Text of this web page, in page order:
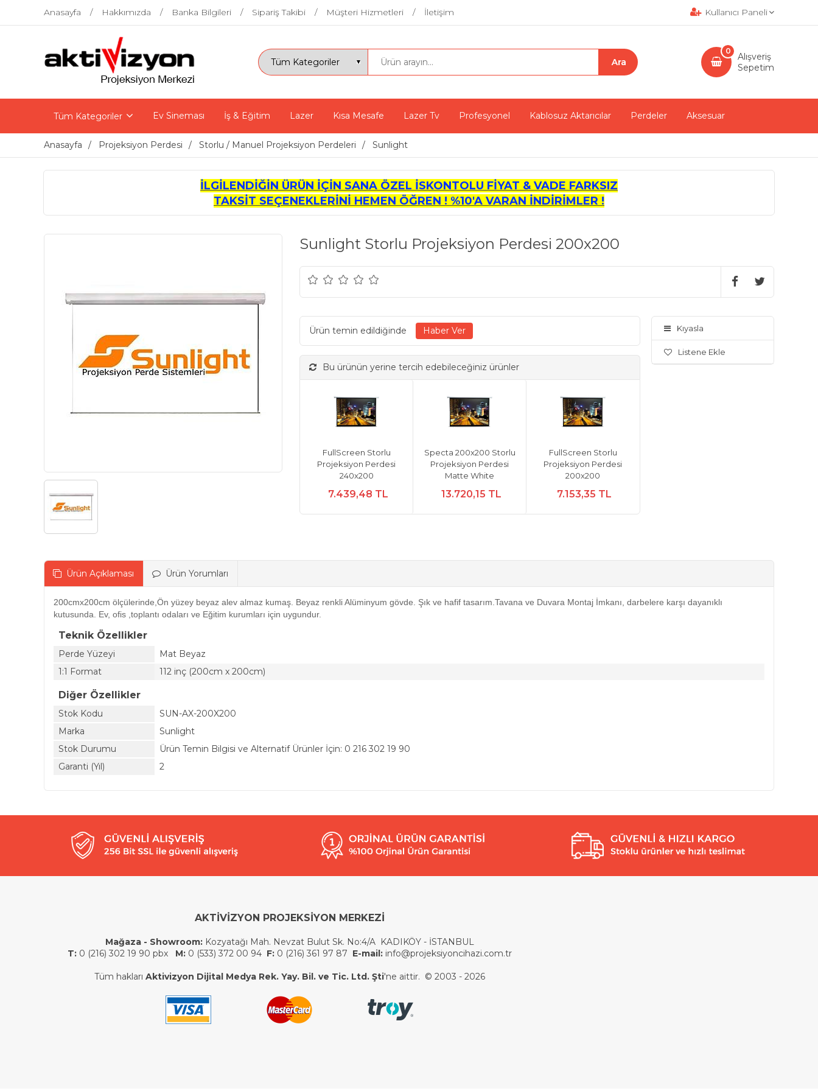
Anasayfa Hakkımızda Banka Bilgileri Sipariş Takibi Müşteri Hizmetleri İletişim Kullanıcı Paneli
Alışveriş
Sepetim
0
Tüm Kategoriler Ev Sineması İş & Eğitim Lazer Kısa Mesafe Lazer Tv Profesyonel Kablosuz Aktarıcılar Perdeler Aksesuar
Anasayfa Projeksiyon Perdesi Storlu / Manuel Projeksiyon Perdeleri Sunlight
İLGİLENDİĞİN ÜRÜN İÇİN SANA ÖZEL İSKONTOLU FİYAT & VADE FARKSIZ
TAKSİT SEÇENEKLERİNİ HEMEN ÖĞREN ! %10'A VARAN İNDİRİMLER !
Sunlight Storlu Projeksiyon Perdesi 200x200
Ürün temin edildiğinde
Bu ürünün yerine tercih edebileceğiniz ürünler
FullScreen Storlu
Projeksiyon Perdesi
240x200
7.439,48 TL
Specta 200x200 Storlu
Projeksiyon Perdesi
Matte White
13.720,15 TL
FullScreen Storlu
Projeksiyon Perdesi
200x200
7.153,35 TL
Kıyasla
Listene Ekle
Ürün Açıklaması Ürün Yorumları
200cmx200cm ölçülerinde,Ön yüzey beyaz alev almaz kumaş. Beyaz renkli Alüminyum gövde. Şık ve hafif tasarım.Tavana ve Duvara Montaj İmkanı, darbelere karşı dayanıklı
kutusunda. Ev, ofis ,toplantı odaları ve Eğitim kurumları için uygundur.
Teknik Özellikler
Perde Yüzeyi
Mat Beyaz
1:1 Format
112 inç (200cm x 200cm)
Diğer Özellikler
Stok Kodu
SUN-AX-200X200
Marka
Sunlight
Stok Durumu
Ürün Temin Bilgisi ve Alternatif Ürünler İçin: 0 216 302 19 90
Garanti (Yıl)
2
AKTİVİZYON PROJEKSİYON MERKEZİ
Mağaza - Showroom:Kozyatağı Mah. Nevzat Bulut Sk. No:4/A KADIKÖY - İSTANBUL
T:0 (216) 302 19 90 pbx M:0 (533) 372 00 94 F:0 (216) 361 97 87 E-mail:info@projeksiyoncihazi.com.tr
Tüm hakları Aktivizyon Dijital Medya Rek. Yay. Bil. ve Tic. Ltd. Şti'ne aittir. © 2003 - 2026